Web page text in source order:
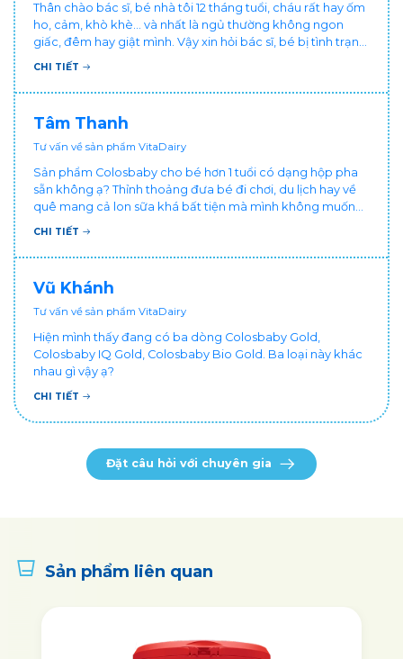
Thân chào bác sĩ, bé nhà tôi 12 tháng tuổi, cháu rất hay ốm
ho, cảm, khò khè... và nhất là ngủ thường không ngon
giấc, đêm hay giật mình. Vậy xin hỏi bác sĩ, bé bị tình trạng
vậy nên làm sao để con khỏe mạnh và ngủ ngon giấc hơn
chăm cháu hay ốm ạ?. Cảm ơn bác sĩ.
CHI TIẾT
Tâm Thanh
Tư vấn về sản phẩm VitaDairy
Sản phẩm Colosbaby cho bé hơn 1 tuổi có dạng hộp pha
sẵn không ạ? Thỉnh thoảng đưa bé đi chơi, du lịch hay về
quê mang cả lon sữa khá bất tiện mà mình không muốn
đổi cho bé dùng sữa tươi hộp khác sợ bé nạ sữa ảnh
CHI TIẾT
Vũ Khánh
Tư vấn về sản phẩm VitaDairy
Hiện mình thấy đang có ba dòng Colosbaby Gold,
Colosbaby IQ Gold, Colosbaby Bio Gold. Ba loại này khác
nhau gì vậy ạ?
CHI TIẾT
Đặt câu hỏi với chuyên gia
Sản phẩm liên quan